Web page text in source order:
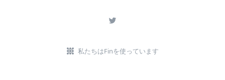
私たちはFinを使っています